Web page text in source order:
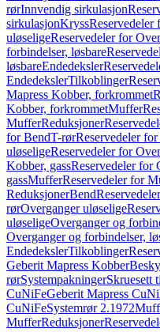
rørInnvendig sirkulasjon
sirkulasjonKryssReservedeler
uløseligeReservedeler for
forbindelser, løsbare
løsbareEndedeksler
EndedekslerTilkoblinger
Mapress Kobber, forkrommet
Kobber, forkrommetMuffer
MufferReduksjoner
for BendT-rørReservedeler
uløseligeReservedeler for
Kobber, gassReservedeler for
gassMufferReservedeler for
ReduksjonerBend
rørOverganger uløselige
uløseligeOverganger og
Overganger og forbindelser,
EndedekslerTilkoblinger
Geberit Mapress Kobber
rørSystempakningerSkruesett
CuNiFeGeberit Mapress
CuNiFeSystemrør 2.1972
MufferReduksjoner